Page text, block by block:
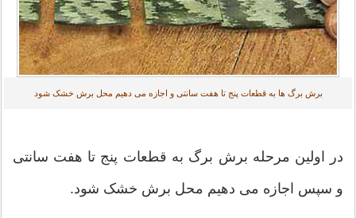
برش برگ ها به قطعات پنج تا هفت سانتی و اجازه می دهیم محل برش خشک شود
در اولین مرحله برش برگ به قطعات پنج تا هفت سانتی
و سپس اجازه می دهیم محل برش خشک شود.